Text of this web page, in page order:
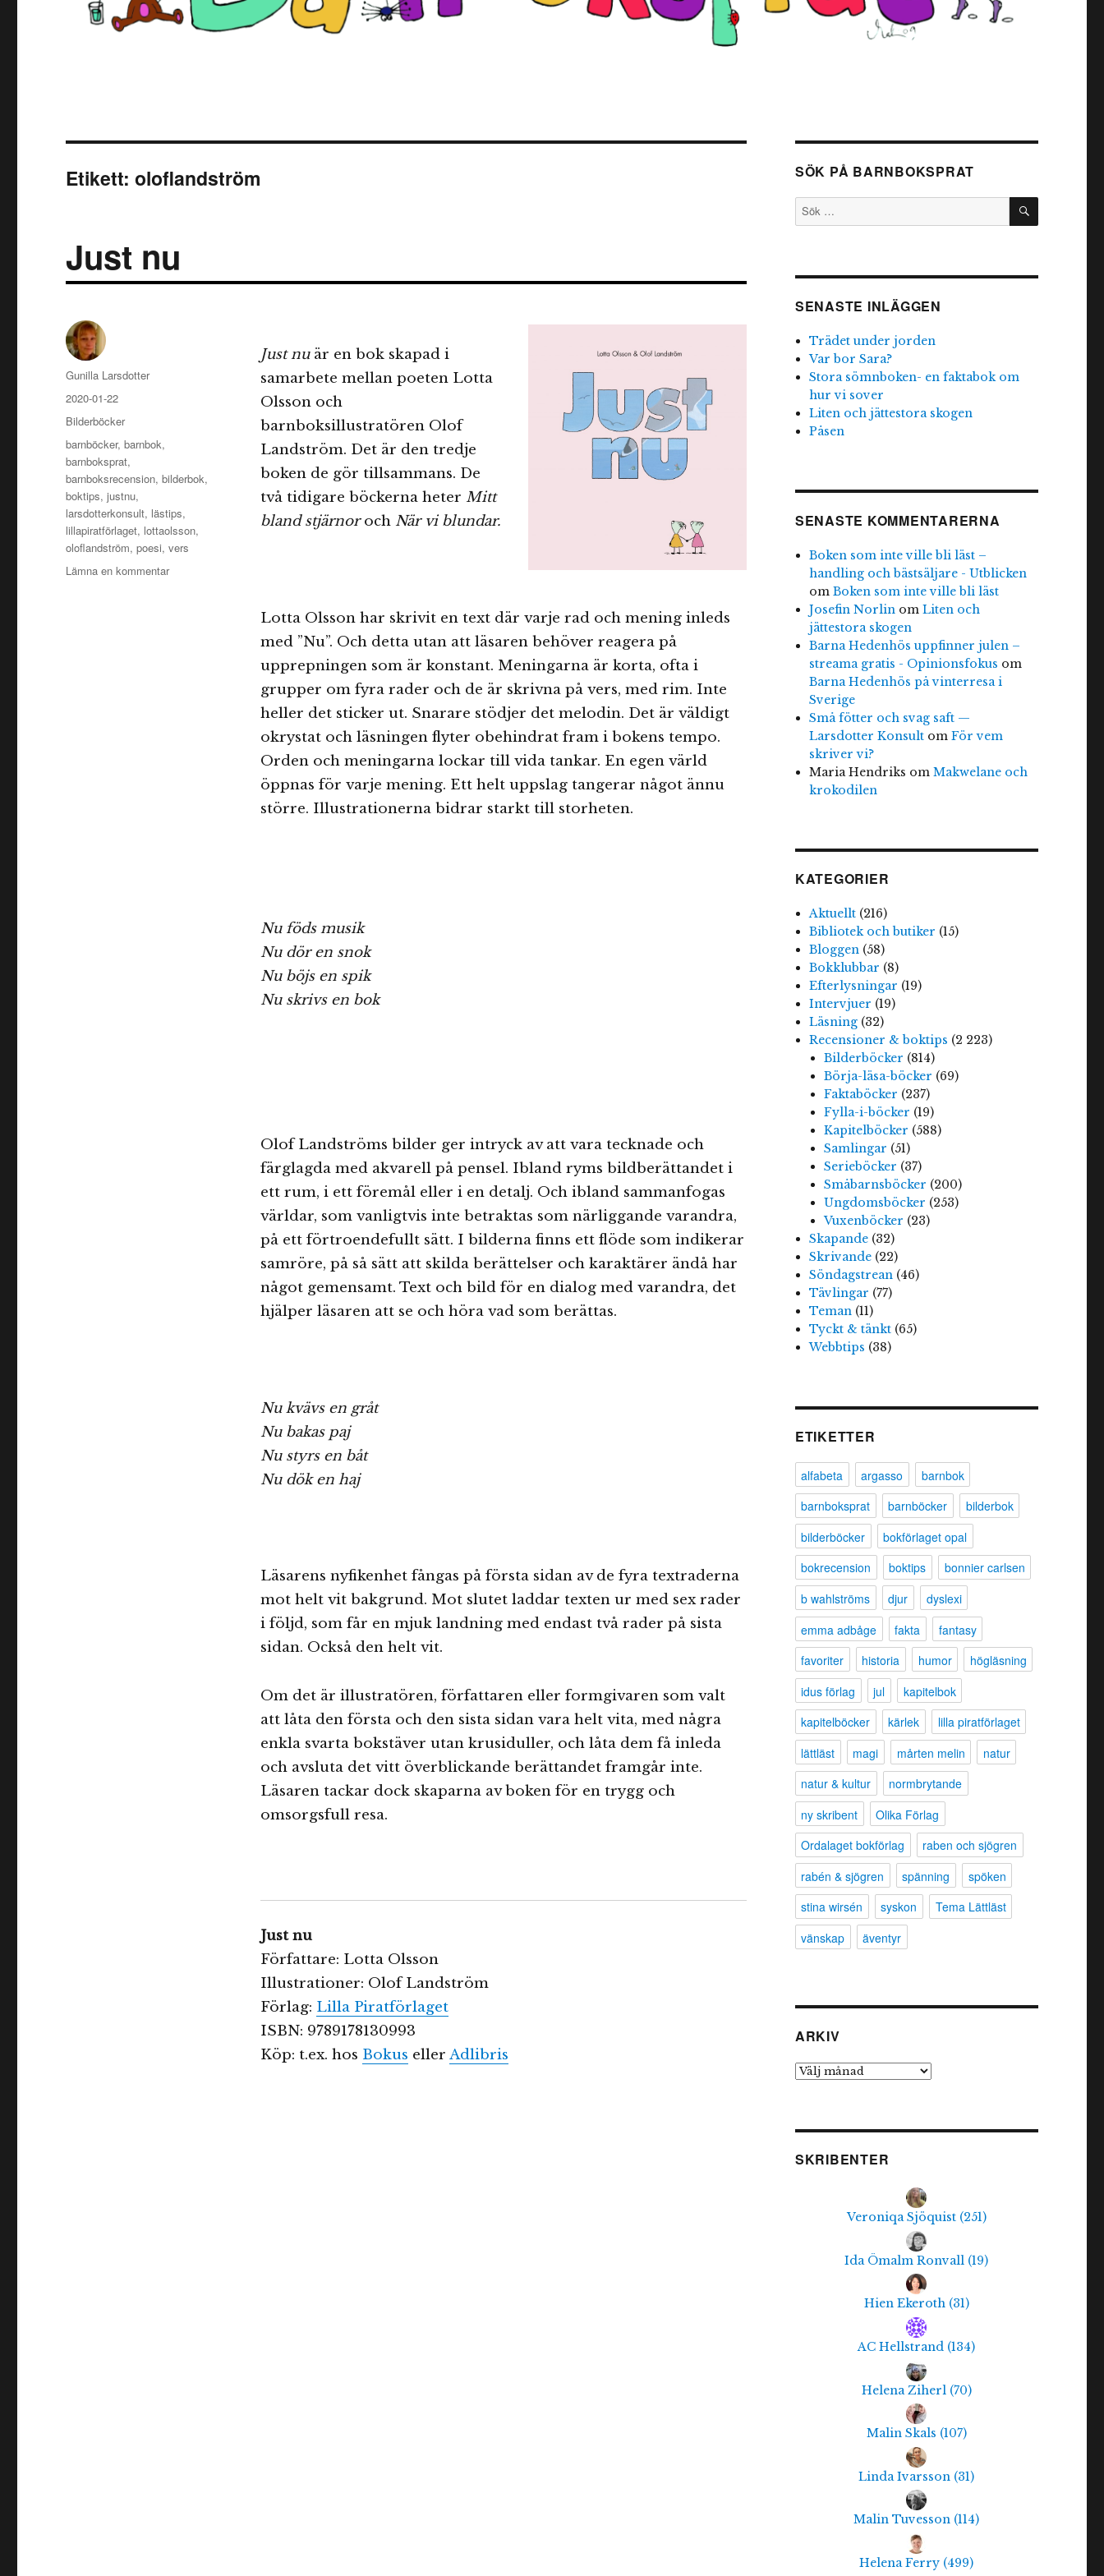
Etikett:oloflandström
Just nu
Just nuär en bok skapad i
samarbete mellan poeten Lotta
Olsson och
barnboksillustratören Olof
Landström. Det är den tredje
boken de gör tillsammans. De
två tidigare böckerna heter Mitt
bland stjärnoroch När vi blundar.
Lotta Olsson har skrivit en text där varje rad och mening inleds
med ”Nu”. Och detta utan att läsaren behöver reagera på
upprepningen som är konstant. Meningarna är korta, ofta i
grupper om fyra rader och de är skrivna på vers, med rim. Inte
heller det sticker ut. Snarare stödjer det melodin. Det är väldigt
okrystat och läsningen flyter obehindrat fram i bokens tempo.
Orden och meningarna lockar till vida tankar. En egen värld
öppnas för varje mening. Ett helt uppslag tangerar något ännu
större. Illustrationerna bidrar starkt till storheten.
Nu föds musik
Nu dör en snok
Nu böjs en spik
Nu skrivs en bok
Olof Landströms bilder ger intryck av att vara tecknade och
färglagda med akvarell på pensel. Ibland ryms bildberättandet i
ett rum, i ett föremål eller i en detalj. Och ibland sammanfogas
världar, som vanligtvis inte betraktas som närliggande varandra,
på ett förtroendefullt sätt. I bilderna finns ett flöde som indikerar
samröre, på så sätt att skilda berättelser och karaktärer ändå har
något gemensamt. Text och bild för en dialog med varandra, det
hjälper läsaren att se och höra vad som berättas.
Nu kvävs en gråt
Nu bakas paj
Nu styrs en båt
Nu dök en haj
Läsarens nyfikenhet fångas på första sidan av de fyra textraderna
mot helt vit bakgrund. Mot slutet laddar texten ur med sex rader
i följd, som får en mjuk landning med endast två rader på sista
sidan. Också den helt vit.
Om det är illustratören, författaren eller formgivaren som valt
att låta den första och den sista sidan vara helt vita, med några
enkla svarta bokstäver utan krusiduller, och låta dem få inleda
och avsluta det vitt överblickande berättandet framgår inte.
Läsaren tackar dock skaparna av boken för en trygg och
omsorgsfull resa.
Just nu
Författare: Lotta Olsson
Illustrationer: Olof Landström
Förlag: Lilla Piratförlaget
ISBN: 9789178130993
Köp: t.ex. hos Bokus eller Adlibris
Författare
Gunilla Larsdotter
Publicerat
den
2020-01-22
Kategorier
Bilderböcker
Etiketter
barnböcker,barnbok,
barnboksprat,
barnboksrecension,bilderbok,
boktips,justnu,
larsdotterkonsult, lästips,
lillapiratförlaget, lottaolsson,
oloflandström,poesi,vers
Lämna en kommentartill
SÖK PÅ BARNBOKSPRAT
Sök
efter:
SÖK
SENASTE INLÄGGEN
Trädet under jorden
Var bor Sara?
Stora sömnboken- en faktabok om
hur vi sover
Liten och jättestora skogen
Påsen
SENASTE KOMMENTARERNA
Boken som inte ville bli läst –
handling och bästsäljare - Utblicken
omBoken som inte ville bli läst
Josefin Norlin omLiten och
jättestora skogen
Barna Hedenhös uppfinner julen –
streama gratis - Opinionsfokus om
Barna Hedenhös på vinterresa i
Sverige
Små fötter och svag saft —
Larsdotter Konsult omFör vem
skriver vi?
Maria Hendriks omMakwelane och
krokodilen
KATEGORIER
Aktuellt (216)
Bibliotek och butiker (15)
Bloggen (58)
Bokklubbar (8)
Efterlysningar (19)
Intervjuer (19)
Läsning (32)
Recensioner & boktips (2 223)
Bilderböcker (814)
Börja-läsa-böcker (69)
Faktaböcker (237)
Fylla-i-böcker (19)
Kapitelböcker (588)
Samlingar (51)
Serieböcker (37)
Småbarnsböcker (200)
Ungdomsböcker (253)
Vuxenböcker (23)
Skapande (32)
Skrivande (22)
Söndagstrean (46)
Tävlingar (77)
Teman (11)
Tyckt & tänkt (65)
Webbtips (38)
ETIKETTER
alfabeta argasso
barnbok
barnboksprat
barnböcker
bilderbok
bilderböcker
bokförlaget opal
bokrecension
boktips
bonnier carlsen
b wahlströms
djur
dyslexi
emma adbåge
fakta
fantasy
favoriter
historia humor
högläsning
idus förlag
jul
kapitelbok
kapitelböcker
kärlek
lilla piratförlaget
lättläst
magi mårten melin
natur
natur & kultur
normbrytande
ny skribent
Olika Förlag
Ordalaget bokförlag
raben och sjögren
rabén & sjögren
spänning
spöken
stina wirsén
syskon
Tema Lättläst
vänskap
äventyr
ARKIV
Arkiv
SKRIBENTER
Veroniqa Sjöquist (251)
Ida Ömalm Ronvall (19)
Hien Ekeroth (31)
AC Hellstrand (134)
Helena Ziherl (70)
Malin Skals (107)
Linda Ivarsson (31)
Malin Tuvesson (114)
Helena Ferry (499)